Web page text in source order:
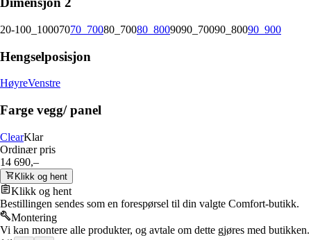
20-100_10007070_70080_70080_8009090_70090_80090_900
Hengselposisjon
HøyreVenstre
Farge vegg/ panel
ClearKlar
Ordinær pris
14 690,–
Klikk og hent
Klikk og hent
Bestillingen sendes som en forespørsel til din valgte Comfort-butikk.
Montering
Vi kan montere alle produkter, og avtale om dette gjøres med butikken.